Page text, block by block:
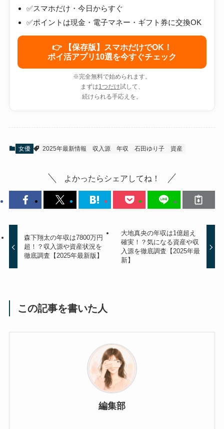
✅スマホだけ・今日からすぐ
✅ポイントは現金・電子マネー・ギフト券に交換OK
👉 【保存版】スマホだけでOK！
ポイ活アプリ10選を今すぐチェック
※完全無料で始められます。
まずは1つだけ試して、
続けられる手応えを。
女優 2025年最新情報 収入源 年収 石田ゆり子 資産
よかったらシェアしてね！
森下翔太の年収は7800万円
超！？収入源や資産状況を
徹底調査【2025年最新版】
大地真央の年収は1億超え
確実！？気になる資産や収
入源を徹底調査【2025年最
新】
この記事を書いた人
編集部